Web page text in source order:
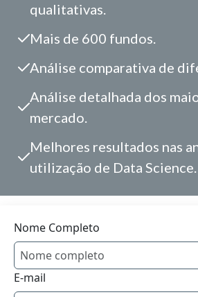
qualitativas.
Mais de 600 fundos.
Análise comparativa de
Análise detalhada dos
mercado.
Melhores resultados nas
utilização de Data Science.
Nome Completo
E-mail